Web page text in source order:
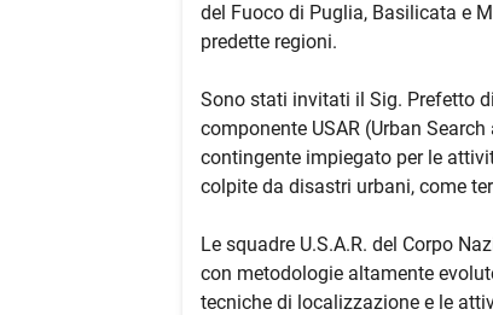
del Fuoco di Puglia, Basilicata e
predette regioni.
Sono stati invitati il Sig. Prefetto
componente USAR (Urban
contingente impiegato per le
colpite da disastri urbani, come
Le squadre U.S.A.R. del Corpo
con metodologie altamente
tecniche di localizzazione e le